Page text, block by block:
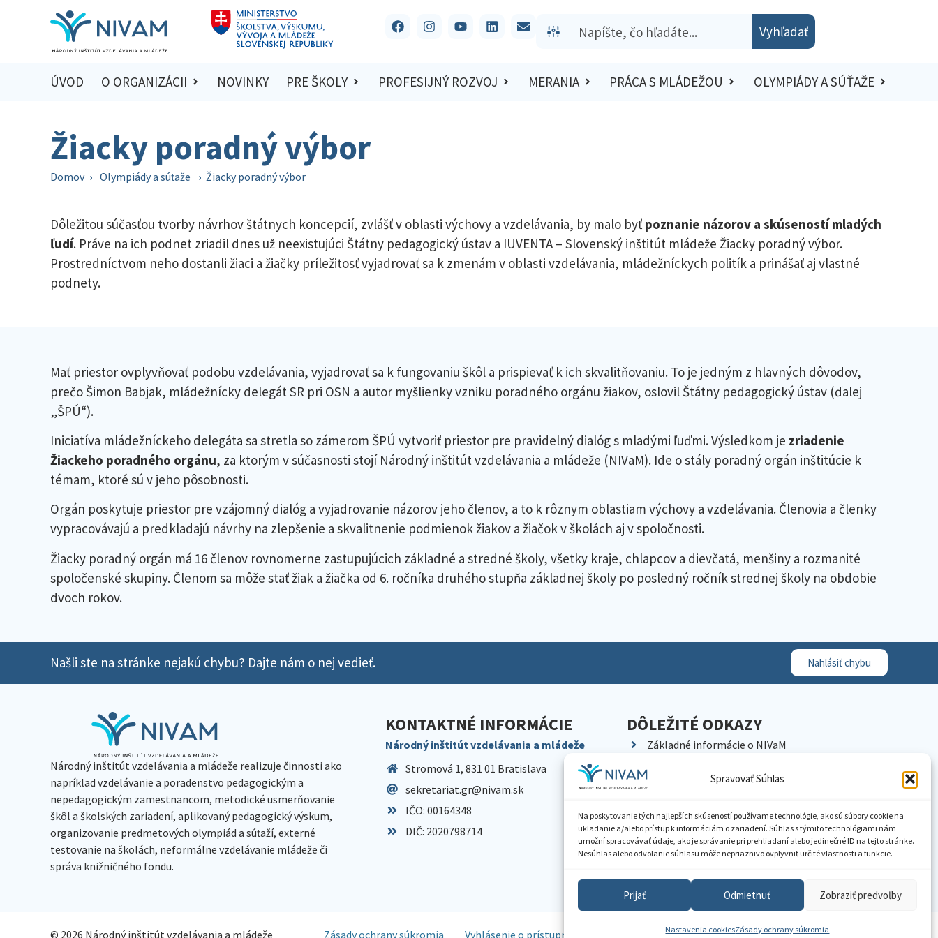
Spravovať Súhlas
Na poskytovanie tých najlepších skúseností používame technológie, ako sú súbory cookie na
ukladanie a/alebo prístup k informáciám o zariadení. Súhlas s týmito technológiami nám
umožní spracovávať údaje, ako je správanie pri prehliadaní alebo jedinečné ID na tejto stránke.
Nesúhlas alebo odvolanie súhlasu môže nepriaznivo ovplyvniť určité vlastnosti a funkcie.
Prijať Odmietnuť Zobraziť predvoľby
Nastavenia cookiesZásady ochrany súkromia
Vyhľadať
ÚVOD O ORGANIZÁCII NOVINKY PRE ŠKOLY PROFESIJNÝ ROZVOJ MERANIA PRÁCA S MLÁDEŽOU OLYMPIÁDY A SÚŤAŽE
Žiacky poradný výbor
Domov › Olympiády a súťaže › Žiacky poradný výbor
Dôležitou súčasťou tvorby návrhov štátnych koncepcií, zvlášť v oblasti výchovy a vzdelávania, by malo byť poznanie názorov a skúseností mladých
ľudí. Práve na ich podnet zriadil dnes už neexistujúci Štátny pedagogický ústav a IUVENTA – Slovenský inštitút mládeže Žiacky poradný výbor.
Prostredníctvom neho dostanli žiaci a žiačky príležitosť vyjadrovať sa k zmenám v oblasti vzdelávania, mládežníckych politík a prinášať aj vlastné
podnety.
Mať priestor ovplyvňovať podobu vzdelávania, vyjadrovať sa k fungovaniu škôl a prispievať k ich skvalitňovaniu. To je jedným z hlavných dôvodov,
prečo Šimon Babjak, mládežnícky delegát SR pri OSN a autor myšlienky vzniku poradného orgánu žiakov, oslovil Štátny pedagogický ústav (ďalej
„ŠPÚ“).
Iniciatíva mládežníckeho delegáta sa stretla so zámerom ŠPÚ vytvoriť priestor pre pravidelný dialóg s mladými ľuďmi. Výsledkom je zriadenie
Žiackeho poradného orgánu, za ktorým v súčasnosti stojí Národný inštitút vzdelávania a mládeže (NIVaM). Ide o stály poradný orgán inštitúcie k
témam, ktoré sú v jeho pôsobnosti.
Orgán poskytuje priestor pre vzájomný dialóg a vyjadrovanie názorov jeho členov, a to k rôznym oblastiam výchovy a vzdelávania. Členovia a členky
vypracovávajú a predkladajú návrhy na zlepšenie a skvalitnenie podmienok žiakov a žiačok v školách aj v spoločnosti.
Žiacky poradný orgán má 16 členov rovnomerne zastupujúcich základné a stredné školy, všetky kraje, chlapcov a dievčatá, menšiny a rozmanité
spoločenské skupiny. Členom sa môže stať žiak a žiačka od 6. ročníka druhého stupňa základnej školy po posledný ročník strednej školy na obdobie
dvoch rokov.
Našli ste na stránke nejakú chybu? Dajte nám o nej vedieť. Nahlásiť chybu
Národný inštitút vzdelávania a mládeže realizuje činnosti ako
napríklad vzdelávanie a poradenstvo pedagogickým a
nepedagogickým zamestnancom, metodické usmerňovanie
škôl a školských zariadení, aplikovaný pedagogický výskum,
organizovanie predmetových olympiád a súťaží, externé
testovanie na školách, neformálne vzdelávanie mládeže či
správa knižničného fondu.
KONTAKTNÉ INFORMÁCIE
Národný inštitút vzdelávania a mládeže
Stromová 1, 831 01 Bratislava
sekretariat.gr@nivam.sk
IČO: 00164348
DIČ: 2020798714
DÔLEŽITÉ ODKAZY
Základné informácie o NIVaM
Kariéra
Pracoviská NIVaM
Dokumenty inštitúcie
© 2026 Národný inštitút vzdelávania a mládeže Zásady ochrany súkromia Vyhlásenie o prístupnosti Sprístupnenie informácií Nastavenia cookies